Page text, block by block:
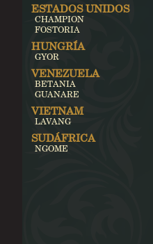
ESTADOS UNIDOS
CHAMPION
FOSTORIA
HUNGRÍA
GYOR
VENEZUELA
BETANIA
GUANARE
VIETNAM
LAVANG
SUDÁFRICA
NGOME